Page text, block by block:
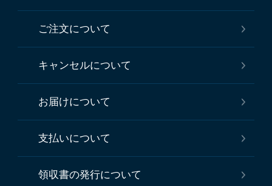
ご注文について
キャンセルについて
お届けについて
支払いについて
領収書の発行について